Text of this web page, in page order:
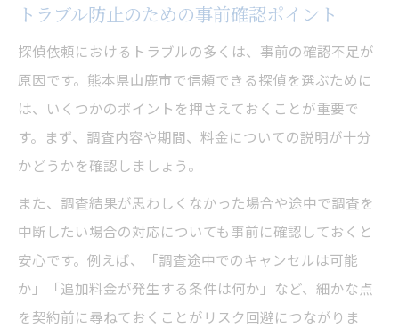
トラブル防止のための事前確認ポイント
探偵依頼におけるトラブルの多くは、事前の確認不足が
原因です。熊本県山鹿市で信頼できる探偵を選ぶために
は、いくつかのポイントを押さえておくことが重要で
す。まず、調査内容や期間、料金についての説明が十分
かどうかを確認しましょう。
また、調査結果が思わしくなかった場合や途中で調査を
中断したい場合の対応についても事前に確認しておくと
安心です。例えば、「調査途中でのキャンセルは可能
か」「追加料金が発生する条件は何か」など、細かな点
を契約前に尋ねておくことがリスク回避につながりま